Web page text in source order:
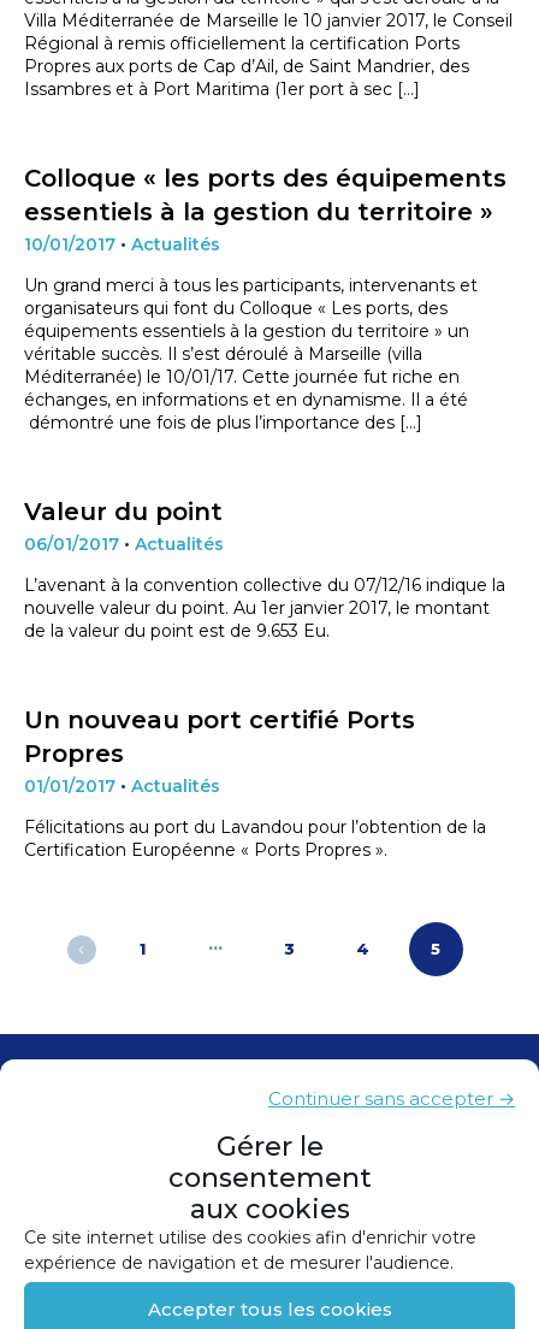
Gérer le
consentement
aux cookies
Ce site internet utilise des cookies afin d'enrichir votre
expérience de navigation et de mesurer l'audience.
Accepter tous les cookies
Continuer sans accepter →
Villa Méditerranée de Marseille le 10 janvier 2017, le Conseil
Régional à remis officiellement la certification Ports
Propres aux ports de Cap d’Ail, de Saint Mandrier, des
Issambres et à Port Maritima (1er port à sec […]
Colloque « les ports des équipements
essentiels à la gestion du territoire »
10/01/2017 • Actualités
Un grand merci à tous les participants, intervenants et
organisateurs qui font du Colloque « Les ports, des
équipements essentiels à la gestion du territoire » un
véritable succès. Il s’est déroulé à Marseille (villa
Méditerranée) le 10/01/17. Cette journée fut riche en
échanges, en informations et en dynamisme. Il a été
démontré une fois de plus l’importance des […]
Valeur du point
06/01/2017 • Actualités
L’avenant à la convention collective du 07/12/16 indique la
nouvelle valeur du point. Au 1er janvier 2017, le montant
de la valeur du point est de 9.653 Eu.
Un nouveau port certifié Ports
Propres
01/01/2017 • Actualités
Félicitations au port du Lavandou pour l’obtention de la
Certification Européenne « Ports Propres ».
Pagination
des
‹ 1 … 3 4 5
Mentions légales
Politique de confidentialité
Politique de cookies (UE)